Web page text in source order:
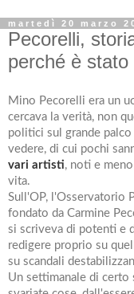
martedì 20 marzo
Pecorelli,
perché è stato
Mino Pecorelli era un
cercava la verità, non
politici sul grande
vedere, di cui pochi
vari artisti, noti e
vita.
Sull'OP, l'Osservatorio
fondato da Carmine
si scriveva di potenti e
redigere proprio su
su scandali
Un settimanale di